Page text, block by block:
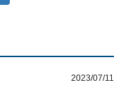
2023/07/11